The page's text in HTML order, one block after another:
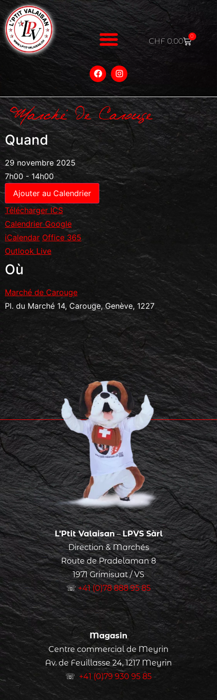
CHF 0.00
0
Marché De Carouge
Quand
29 novembre 2025
7h00 - 14h00
Ajouter au Calendrier
Télécharger ICS
Calendrier Google
iCalendar Office 365
Outlook Live
Où
Marché de Carouge
Pl. du Marché 14, Carouge, Genève, 1227
L’Ptit Valaisan–LPVS Sàrl
Direction & Marchés
Route de Pradelaman 8
1971 Grimisuat / VS
☏ +41 (0)78 888 95 85
Magasin
Centre commercial de Meyrin
Av. de Feuillasse 24, 1217 Meyrin
☏ +41 (0)79 930 95 85